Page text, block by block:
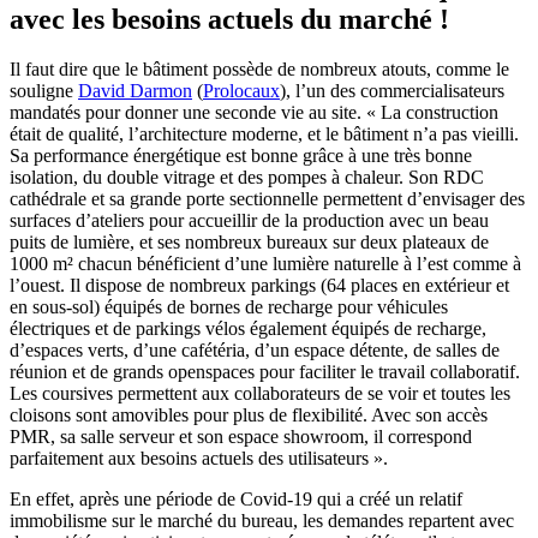
avec les besoins actuels du marché !
Il faut dire que le bâtiment possède de nombreux atouts, comme le
souligne David Darmon (Prolocaux), l’un des commercialisateurs
mandatés pour donner une seconde vie au site. « La construction
était de qualité, l’architecture moderne, et le bâtiment n’a pas vieilli.
Sa performance énergétique est bonne grâce à une très bonne
isolation, du double vitrage et des pompes à chaleur. Son RDC
cathédrale et sa grande porte sectionnelle permettent d’envisager des
surfaces d’ateliers pour accueillir de la production avec un beau
puits de lumière, et ses nombreux bureaux sur deux plateaux de
1000 m² chacun bénéficient d’une lumière naturelle à l’est comme à
l’ouest. Il dispose de nombreux parkings (64 places en extérieur et
en sous-sol) équipés de bornes de recharge pour véhicules
électriques et de parkings vélos également équipés de recharge,
d’espaces verts, d’une cafétéria, d’un espace détente, de salles de
réunion et de grands openspaces pour faciliter le travail collaboratif.
Les coursives permettent aux collaborateurs de se voir et toutes les
cloisons sont amovibles pour plus de flexibilité. Avec son accès
PMR, sa salle serveur et son espace showroom, il correspond
parfaitement aux besoins actuels des utilisateurs ».
En effet, après une période de Covid-19 qui a créé un relatif
immobilisme sur le marché du bureau, les demandes repartent avec